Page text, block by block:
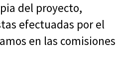
del proyecto,
efectuadas por el
en las comisiones